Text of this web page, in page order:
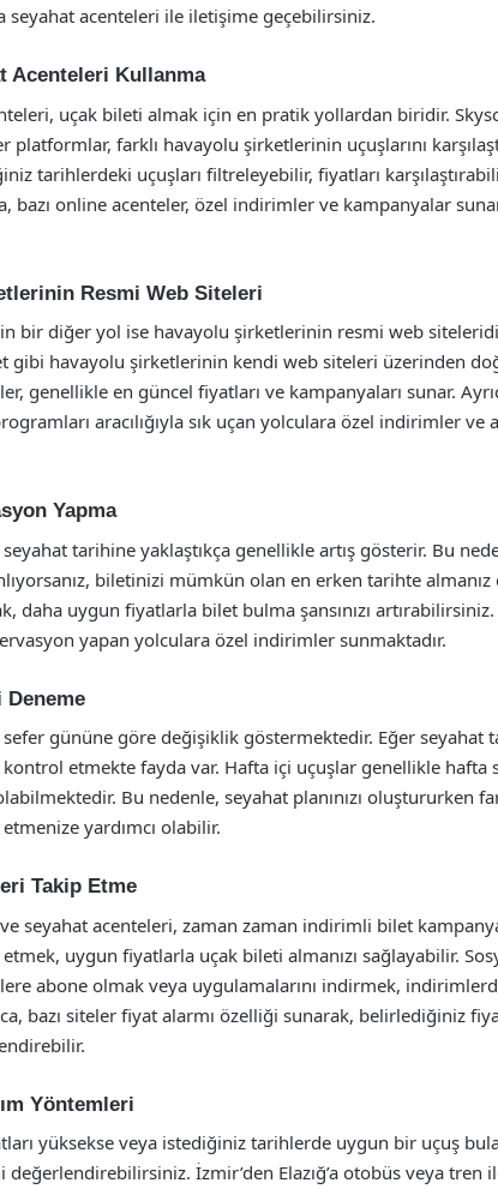
seyahat acenteleri ile iletişime geçebilirsiniz.
Acenteleri Kullanma
uçak bileti almak için en pratik yollardan biridir.
platformlar, farklı havayolu şirketlerinin uçuşlarını
tarihlerdeki uçuşları filtreleyebilir, fiyatları
bazı online acenteler, özel indirimler ve kampanyalar
Resmi Web Siteleri
bir diğer yol ise havayolu şirketlerinin resmi web
gibi havayolu şirketlerinin kendi web siteleri üzerinden
genellikle en güncel fiyatları ve kampanyaları sunar.
aracılığıyla sık uçan yolculara özel indirimler ve
Yapma
tarihine yaklaştıkça genellikle artış gösterir. Bu
biletinizi mümkün olan en erken tarihte almanız
daha uygun fiyatlarla bilet bulma şansınızı artırabilirsiniz.
yapan yolculara özel indirimler sunmaktadır.
Deneme
gününe göre değişiklik göstermektedir. Eğer seyahat
etmekte fayda var. Hafta içi uçuşlar genellikle hafta
Bu nedenle, seyahat planınızı oluştururken
yardımcı olabilir.
Takip Etme
seyahat acenteleri, zaman zaman indirimli bilet
uygun fiyatlarla uçak bileti almanızı sağlayabilir.
abone olmak veya uygulamalarını indirmek,
bazı siteler fiyat alarmı özelliği sunarak, belirlediğiniz
Yöntemleri
yüksekse veya istediğiniz tarihlerde uygun bir uçuş
değerlendirebilirsiniz. İzmir’den Elazığ’a otobüs veya tren